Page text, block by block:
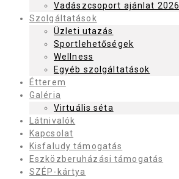
Vadászcsoport ajánlat 2026.
Szolgáltatások
Üzleti utazás
Sportlehetőségek
Wellness
Egyéb szolgáltatások
Étterem
Galéria
Virtuális séta
Látnivalók
Kapcsolat
Kisfaludy támogatás
Eszközberuházási támogatás
SZÉP-kártya